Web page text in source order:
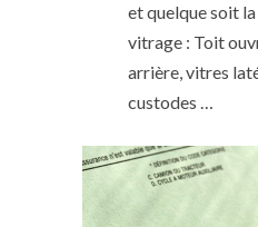
et quelque soit
vitrage : Toit
arrière, vitres
custodes …